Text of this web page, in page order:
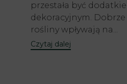
przestała być
dekoracyjnym.
rośliny wpływają na...
Czytaj dalej